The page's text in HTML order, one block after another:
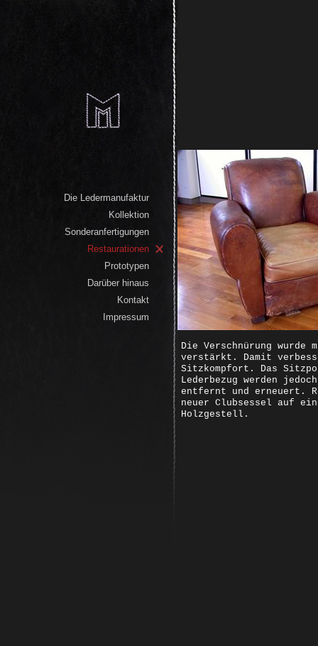
Die Ledermanufaktur
Kollektion
Sonderanfertigungen
Restaurationen
Prototypen
Darüber hinaus
Kontakt
Impressum
Die Verschnürung wurde
verstärkt. Damit
Sitzkompfort. Das
Lederbezug werden
entfernt und erneuert.
neuer Clubsessel auf
Holzgestell.